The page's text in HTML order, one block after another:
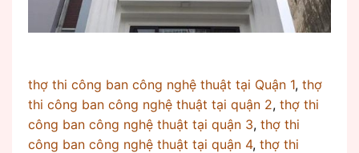
thợ thi công ban công nghệ thuật tại Quận 1, thợ
thi công ban công nghệ thuật tại quận 2, thợ thi
công ban công nghệ thuật tại quận 3, thợ thi
công ban công nghệ thuật tại quận 4, thợ thi